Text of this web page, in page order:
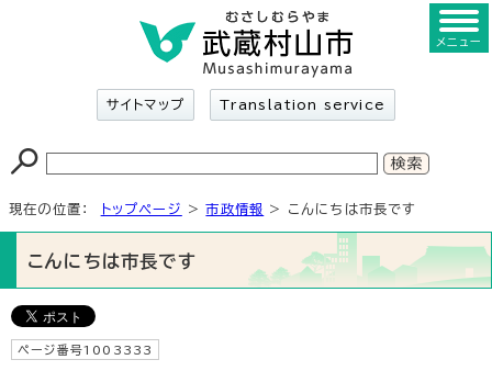
サイトマップ Translation service
メニュー
現在の位置： トップページ >市政情報 > こんにちは市長です
こんにちは市長です
ページ番号1003333